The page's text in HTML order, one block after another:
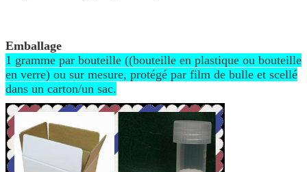
Emballage
1 gramme par bouteille ((bouteille en plastique ou bouteille
en verre) ou sur mesure, protégé par film de bulle et scellé
dans un carton/un sac.